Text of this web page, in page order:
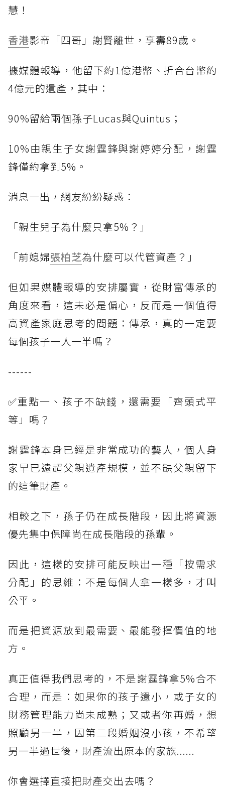
慧！
香港影帝「四哥」謝賢離世，享壽89歲。
據媒體報導，他留下約1億港幣、折合台幣約
4億元的遺產，其中：
90%留給兩個孫子Lucas與Quintus；
10%由親生子女謝霆鋒與謝婷婷分配，謝霆
鋒僅約拿到5%。
消息一出，網友紛紛疑惑：
「親生兒子為什麼只拿5%？」
「前媳婦張柏芝為什麼可以代管資產？」
但如果媒體報導的安排屬實，從財富傳承的
角度來看，這未必是偏心，反而是一個值得
高資產家庭思考的問題：傳承，真的一定要
每個孩子一人一半嗎？
------
✅重點一、孩子不缺錢，還需要「齊頭式平
等」嗎？
謝霆鋒本身已經是非常成功的藝人，個人身
家早已遠超父親遺產規模，並不缺父親留下
的這筆財產。
相較之下，孫子仍在成長階段，因此將資源
優先集中保障尚在成長階段的孫輩。
因此，這樣的安排可能反映出一種「按需求
分配」的思維：不是每個人拿一樣多，才叫
公平。
而是把資源放到最需要、最能發揮價值的地
方。
真正值得我們思考的，不是謝霆鋒拿5%合不
合理，而是：如果你的孩子還小，或子女的
財務管理能力尚未成熟；又或者你再婚，想
照顧另一半，因第二段婚姻沒小孩，不希望
另一半過世後，財產流出原本的家族......
你會選擇直接把財產交出去嗎？